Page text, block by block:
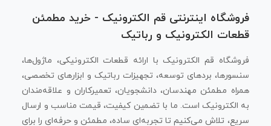
فروشگاه اینترنتی قم الکترونیک - خرید مطمئن
قطعات الکترونیک و رباتیک
فروشگاه قم الکترونیک با ارائه قطعات الکترونیکی، ماژول‌ها،
سنسورها، بردهای توسعه، تجهیزات رباتیک و ابزارهای تخصصی،
همراه مطمئن مهندسان، دانشجویان، تعمیرکاران و علاقه‌مندان
به الکترونیک است. ما با تضمین کیفیت، قیمت مناسب و ارسال
سریع، تلاش می‌کنیم تا تجربه‌ای ساده، مطمئن و حرفه‌ای را برای